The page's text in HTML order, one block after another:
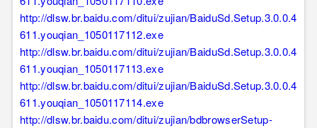
http://dlsw.br.baidu.com/ditui/zujian/BaiduSd.Setup.3.0.0.4
611.youqian_1050117112.exe
http://dlsw.br.baidu.com/ditui/zujian/BaiduSd.Setup.3.0.0.4
611.youqian_1050117113.exe
http://dlsw.br.baidu.com/ditui/zujian/BaiduSd.Setup.3.0.0.4
611.youqian_1050117114.exe
http://dlsw.br.baidu.com/ditui/zujian/bdbrowserSetup-